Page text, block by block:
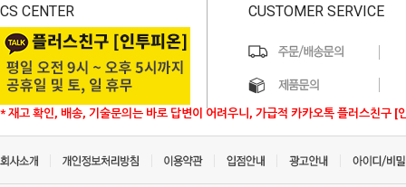
CS CENTER
* 재고 확인, 배송, 기술문의는 바로 답변이 어려우니, 가급적 카카오톡 플러스친구 [
CUSTOMER SERVICE